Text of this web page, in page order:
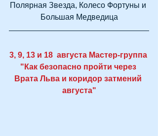
Полярная Звезда, Колесо Фортуны и
Большая Медведица
3, 9, 13 и 18  августа Мастер-группа
"Как безопасно пройти через
Врата Льва и коридор затмений
августа"